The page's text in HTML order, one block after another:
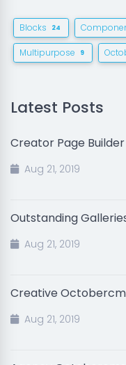
Blocks 24
Multipurpose 9
Latest Posts
Creator Page Builder
Aug 21, 2019
Outstanding
Aug 21, 2019
Creative
Aug 21, 2019